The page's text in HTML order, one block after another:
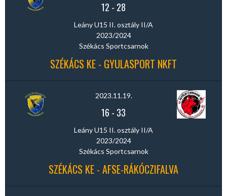
12 - 28
Leány U15 II. osztály II/A
2023/2024
Székács Sportcsarnok
SZÉKÁCS KE - GYULASPORT NKFT
2023.11.19.
16 - 33
Leány U15 II. osztály II/A
2023/2024
Székács Sportcsarnok
SZÉKÁCS KE - AFSE-RÁKÓCZIFALVA